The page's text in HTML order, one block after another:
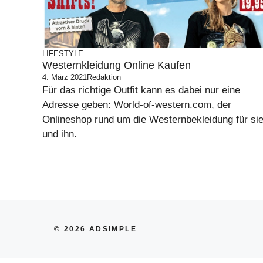
LIFESTYLE
Westernkleidung Online Kaufen
4. März 2021Redaktion
Für das richtige Outfit kann es dabei nur eine
Adresse geben: World-of-western.com, der
Onlineshop rund um die Westernbekleidung für sie
und ihn.
© 2026 ADSIMPLE